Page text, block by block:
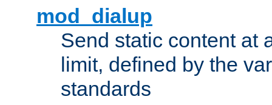
mod_dialup
Send static content at
limit, defined by the
standards